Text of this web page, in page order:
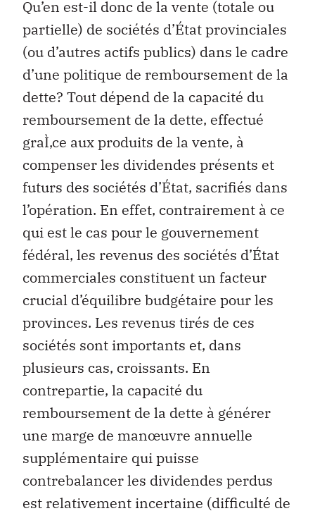
Qu’en est-il donc de la vente (totale ou
partielle) de sociétés d’État provinciales
(ou d’autres actifs publics) dans le cadre
d’une politique de remboursement de la
dette? Tout dépend de la capacité du
remboursement de la dette, effectué
graÌ‚ce aux produits de la vente, à
compenser les dividendes présents et
futurs des sociétés d’État, sacrifiés dans
l’opération. En effet, contrairement à ce
qui est le cas pour le gouvernement
fédéral, les revenus des sociétés d’État
commerciales constituent un facteur
crucial d’équilibre budgétaire pour les
provinces. Les revenus tirés de ces
sociétés sont importants et, dans
plusieurs cas, croissants. En
contrepartie, la capacité du
remboursement de la dette à générer
une marge de manœuvre annuelle
supplémentaire qui puisse
contrebalancer les dividendes perdus
est relativement incertaine (difficulté de